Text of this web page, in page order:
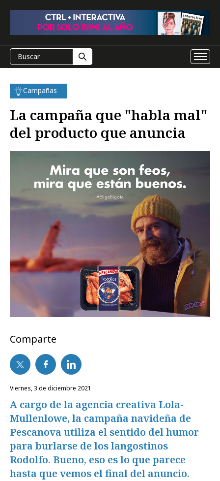
Campañas
La campaña que "habla mal"
del producto que anuncia
Comparte
viernes, 3 de diciembre 2021
A cargo de la agencia creativa Lola-
Mullenlowe, la campaña navideña de
Pescanova utiliza el sentido del humor
para burlarse de los langostinos
Rodolfo. Bueno, eso es lo que parece
hasta que vemos el final del anuncio.